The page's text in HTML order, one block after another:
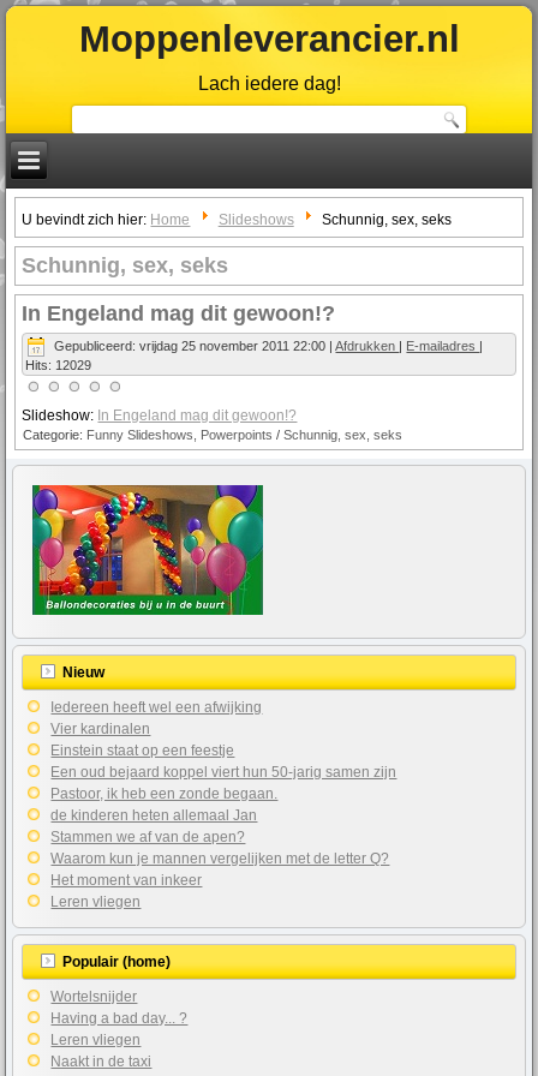
Moppenleverancier.nl
Lach iedere dag!
U bevindt zich hier: Home Slideshows Schunnig, sex, seks
Schunnig, sex, seks
In Engeland mag dit gewoon!?
Gepubliceerd: vrijdag 25 november 2011 22:00 |Afdrukken | E-mailadres |
Hits: 12029
Slideshow: In Engeland mag dit gewoon!?
Categorie: Funny Slideshows, Powerpoints /Schunnig, sex, seks
Nieuw
Iedereen heeft wel een afwijking
Vier kardinalen
Einstein staat op een feestje
Een oud bejaard koppel viert hun 50-jarig samen zijn
Pastoor, ik heb een zonde begaan.
de kinderen heten allemaal Jan
Stammen we af van de apen?
Waarom kun je mannen vergelijken met de letter Q?
Het moment van inkeer
Leren vliegen
Populair (home)
Wortelsnijder
Having a bad day... ?
Leren vliegen
Naakt in de taxi